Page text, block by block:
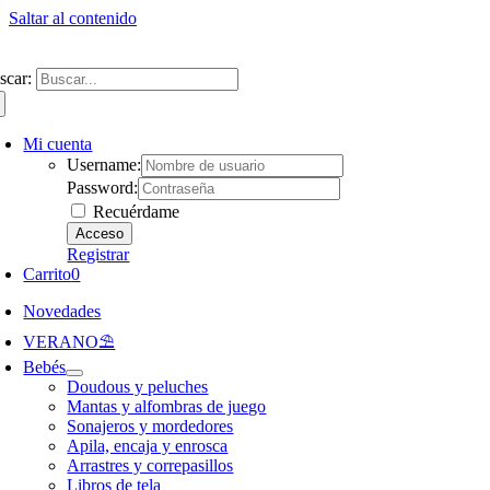
Saltar al contenido
Mi cuenta
Username:
Password:
Recuérdame
Registrar
Carrito0
Novedades
VERANO⛱️​
Bebés
Doudous y peluches
Mantas y alfombras de juego
Sonajeros y mordedores
Apila, encaja y enrosca
Arrastres y correpasillos
Libros de tela